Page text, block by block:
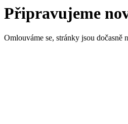
Připravujeme
Omlouváme se, stránky jsou dočasně